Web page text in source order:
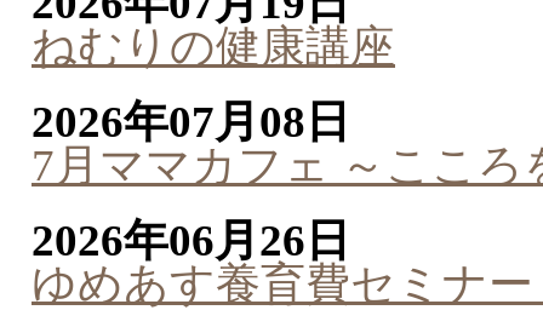
ねむりの健康講座
2026年07月08日
7月ママカフェ ～ここ
2026年06月26日
ゆめあす養育費セミナ